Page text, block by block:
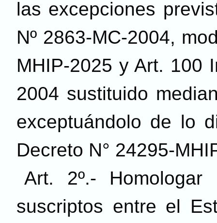
las excepciones
Nº 2863-MC-2004,
MHIP-2025 y Art. 100
2004 sustituido
exceptuándolo de lo
Decreto N° 24295-
Art. 2º.-
suscriptos entre el